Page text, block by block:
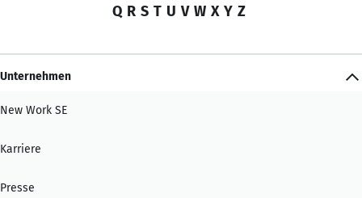
Q R S T U V W X Y Z
Unternehmen
New Work SE
Karriere
Presse